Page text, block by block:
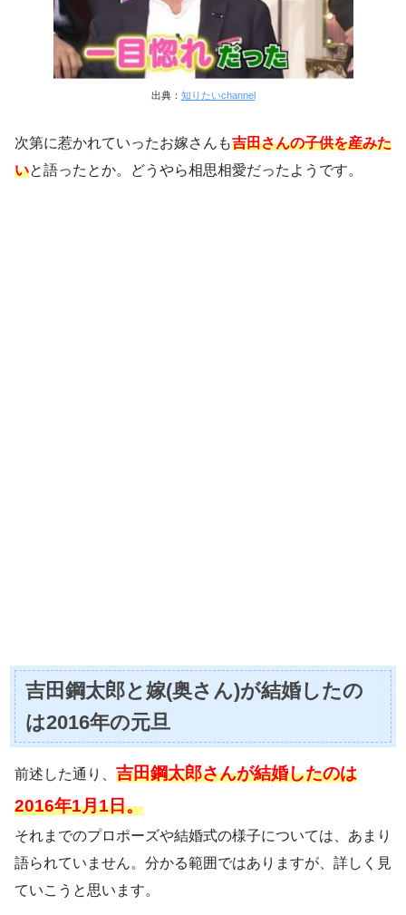
出典： 知りたいchannel
次第に惹かれていったお嫁さんも吉田さんの子供を産みた
いと語ったとか。どうやら相思相愛だったようです。
吉田鋼太郎と嫁(奥さん)が結婚したの
は2016年の元旦
前述した通り、 吉田鋼太郎さんが結婚したのは
2016年1月1日。
それまでのプロポーズや結婚式の様子については、あまり
語られていません。分かる範囲ではありますが、詳しく見
ていこうと思います。